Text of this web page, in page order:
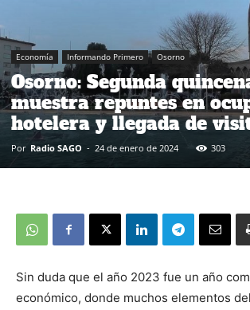
Economía Informando Primero Osorno
Osorno: Segunda
muestra repuntes en
hotelera y llegada de
Por Radio SAGO - 24 de enero de 2024 303
Sin duda que el año 2023 fue un año
económico, donde muchos elementos